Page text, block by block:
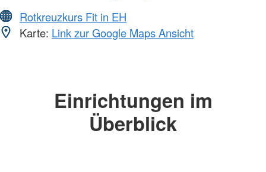
Rotkreuzkurs Fit in EH
Karte: Link zur Google Maps Ansicht
Einrichtungen im
Überblick